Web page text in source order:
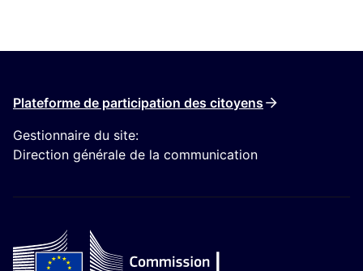
Plateforme de participation des citoyens
Gestionnaire du site:
Direction générale de la communication